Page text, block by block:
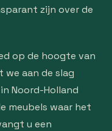
zijn over de
op de hoogte van
aan de slag
Noord-Holland
meubels waar het
u een